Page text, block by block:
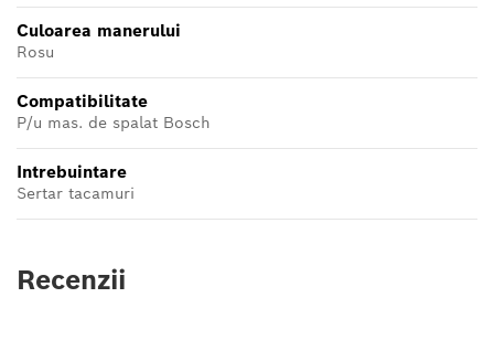
Culoarea manerului
Rosu
Compatibilitate
P/u mas. de spalat Bosch
Intrebuintare
Sertar tacamuri
Recenzii